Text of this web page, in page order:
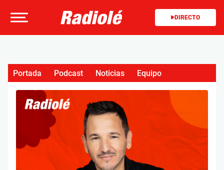
DIRECTO
Portada Podcast Noticias Equipo